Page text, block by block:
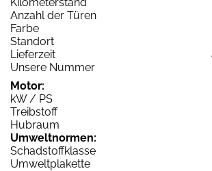
Anzahl der Türen
Farbe
Standort
Lieferzeit
Unsere Nummer
Motor:
kW / PS
Treibstoff
Hubraum
Umweltnormen:
Schadstoffklasse
Umweltplakette